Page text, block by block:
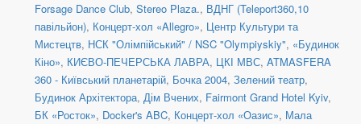
Forsage Dance Club, Stereo Plaza., ВДНГ (Teleport360,10
павільйон), Концерт-хол «Allegro», Центр Культури та
Мистецтв, НСК "Олімпійський" / NSC "Olympiyskiy", «Будинок
Кіно», КИЄВО-ПЕЧЕРСЬКА ЛАВРА, ЦКІ МВС, ATMASFERA
360 - Київський планетарій, Бочка 2004, Зелений театр,
Будинок Архітектора, Дім Вчених, Fairmont Grand Hotel Kyiv,
БК «Росток», Docker's ABC, Концерт-хол «Оазис», Мала